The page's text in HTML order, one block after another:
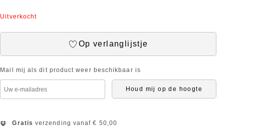
Uitverkocht
Op verlanglijstje
Mail mij als dit product weer beschikbaar is
Houd mij op de hoogte
Gratis verzending vanaf € 50,00